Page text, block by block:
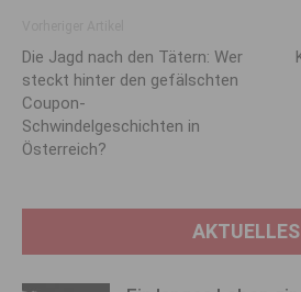
Die Jagd nach den Tätern: Wer
steckt hinter den gefälschten
Coupon-
Schwindelgeschichten in
Österreich?
AKTUELLES